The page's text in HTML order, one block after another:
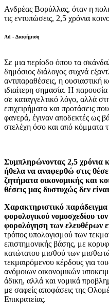
Ανδρέας Βορύλλας, όταν η
τις εντυπώσεις, 2,5 χρόνια
Ad - Διαφήμιση
Σε μια περίοδο όπου τα
δημόσιος διάλογος συχνά
αντιπαραθέσεις, η ουσιαστική
ιδιαίτερη σημασία. Η
σε καταγγελτικό λόγο, αλλά
επιχειρήματα και προτάσεις
φανερά, έγιναν αποδεκτές ως
στελέχη όσο και από κόμματα
Συμπληρώνοντας 2,5 χρόνια
ήθελα να αναφερθώ στις
ζητήματα οικονομικής και
θέσεις μας δυστυχώς δεν
Χαρακτηριστικό
φορολογικού νομοσχεδίου
φορολόγηση των ελευθέρων
τρόπος υπολογισμού των
επιστημονικής βάσης, με
κατώτατου μισθού των
τεκμαιρόμενου κέρδους για
ανόμοιων οικονομικών
άδικη, αλλά και νομικά
με σαφείς αποφάσεις της
Επικρατείας.